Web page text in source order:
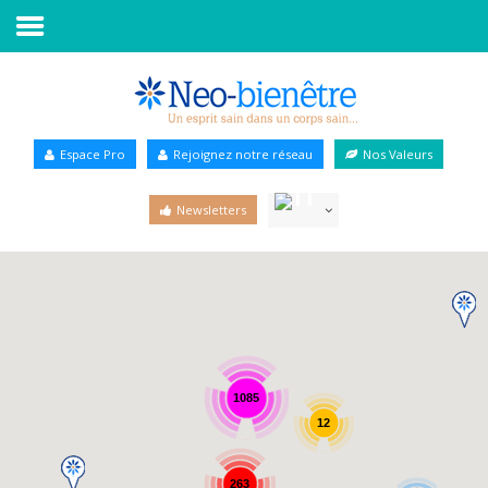
Annuaire Bien-être
Espace Pro Rejoignez notre réseau Nos Valeurs
Newsletters
1085
263
12